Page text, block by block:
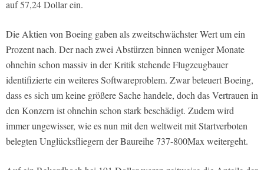
auf 57,24 Dollar ein.
Die Aktien von Boeing gaben als zweitschwächster Wert um ein
Prozent nach. Der nach zwei Abstürzen binnen weniger Monate
ohnehin schon massiv in der Kritik stehende Flugzeugbauer
identifizierte ein weiteres Softwareproblem. Zwar beteuert Boeing,
dass es sich um keine größere Sache handele, doch das Vertrauen in
den Konzern ist ohnehin schon stark beschädigt. Zudem wird
immer ungewisser, wie es nun mit den weltweit mit Startverboten
belegten Unglücksfliegern der Baureihe 737-800Max weitergeht.